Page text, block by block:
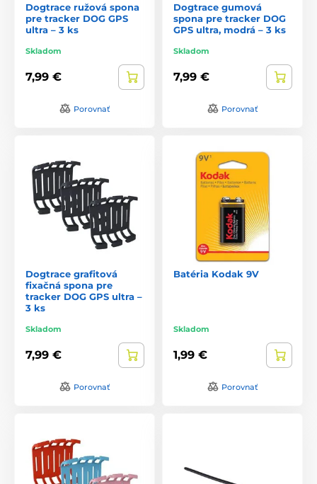
Dogtrace ružová spona
pre tracker DOG GPS
ultra – 3 ks
Skladom
7,99 €
Porovnať
Dogtrace gumová
spona pre tracker DOG
GPS ultra, modrá – 3 ks
Skladom
7,99 €
Porovnať
Dogtrace grafitová
fixačná spona pre
tracker DOG GPS ultra –
3 ks
Skladom
7,99 €
Porovnať
Batéria Kodak 9V
Skladom
1,99 €
Porovnať